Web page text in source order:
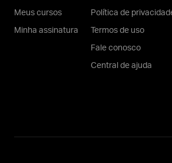
Meus cursos
Minha assinatura
Política de
Termos de uso
Fale conosco
Central de ajuda